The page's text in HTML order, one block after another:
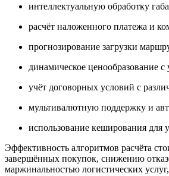
интеллектуальную обработку
расчёт наложенного платежа и
прогнозирование загрузки
динамическое ценообразование
учёт договорных условий с
мультивалютную поддержку и
использование кеширования для
Эффективность алгоритмов расчёта
завершённых покупок, снижению
маржинальностью логистических